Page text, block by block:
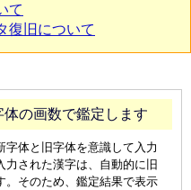
て
復旧について
の画数で鑑定します
体と旧字体を意識して入力
された漢字は、自動的に旧
。そのため、鑑定結果で表示